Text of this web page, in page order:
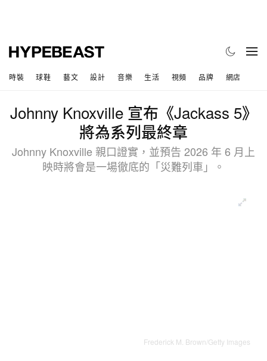
時裝 球鞋 藝文 設計 音樂 生活 視頻 品牌 網店
Johnny Knoxville 宣布《Jackass 5》
將為系列最終章
Johnny Knoxville 親口證實，並預告 2026 年 6 月上
映時將會是一場徹底的「災難列車」。
Frederick M. Brown/Getty Images